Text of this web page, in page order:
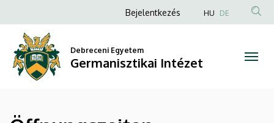
Öffnungszeiten
Germanisztikai
Intézet
a
tartalomra
Anonim
fiók
menüje
Bejelentkezés HU DE
Debreceni Egyetem
Germanisztikai Intézet